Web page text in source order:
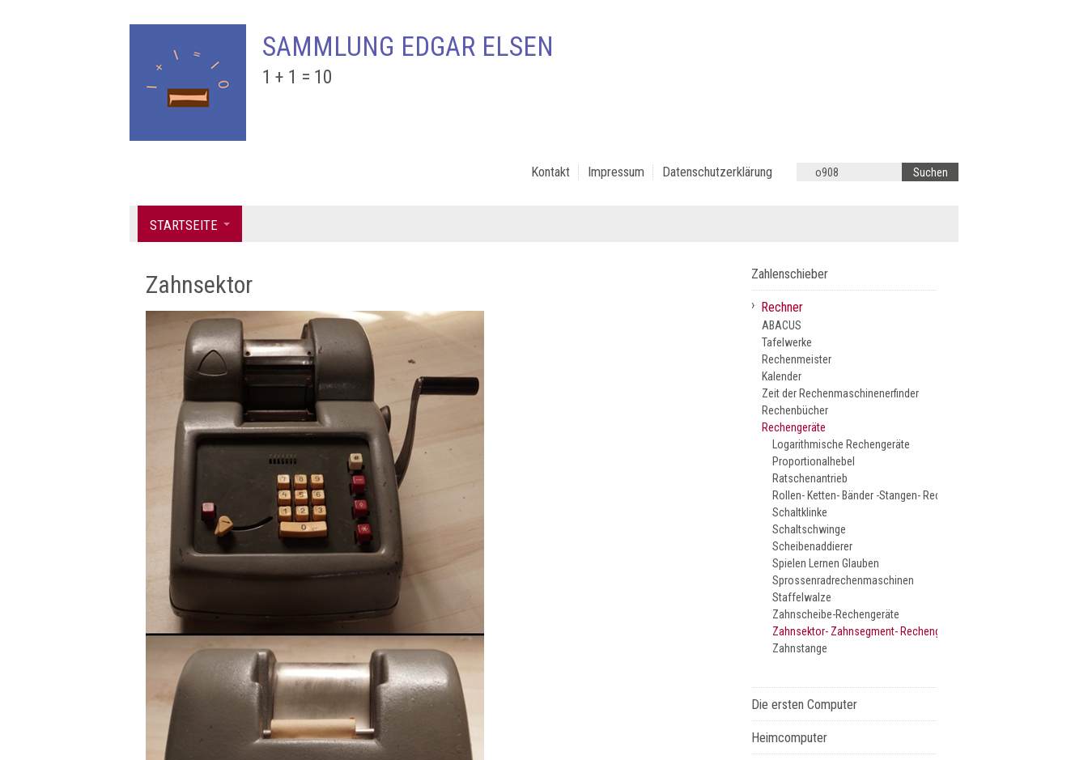
SAMMLUNG EDGAR ELSEN
1 + 1 = 10
Kontakt Impressum Datenschutzerklärung
STARTSEITE
Zahnsektor
Zahlenschieber
› Rechner
ABACUS
Tafelwerke
Rechenmeister
Kalender
Zeit der Rechenmaschinenerfinder
Rechenbücher
Rechengeräte
Logarithmische Rechengeräte
Proportionalhebel
Ratschenantrieb
Rollen- Ketten- Bänder -Stangen- Rechengeräte
Schaltklinke
Schaltschwinge
Scheibenaddierer
Spielen Lernen Glauben
Sprossenradrechenmaschinen
Staffelwalze
Zahnscheibe-Rechengeräte
Zahnsektor- Zahnsegment- Rechengeräte
Zahnstange
Die ersten Computer
Heimcomputer